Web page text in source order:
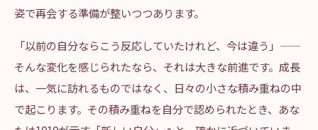
姿で再会する準備が整いつつあります。
「以前の自分ならこう反応していたけれど、今は違う」——
そんな変化を感じられたなら、それは大きな前進です。成長
は、一気に訪れるものではなく、日々の小さな積み重ねの中
で起こります。その積み重ねを自分で認められたとき、あな